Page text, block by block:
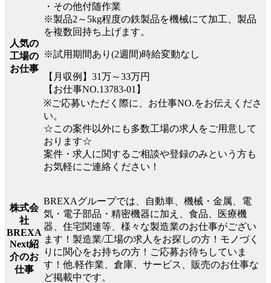
人気の
工場の
お仕事
・その他付随作業
※製品2～5kg程度の鉄製品を機械にて加工、製品
を複数回持ち上げます。
※試用期間あり(2週間)時給変動なし
【月収例】31万～33万円
【お仕事NO.13783-01】
※ご応募いただく際に、お仕事NO.をお伝えくださ
い。
☆この案件以外にも多数工場の求人をご用意して
おります☆
案件・求人に関するご相談や登録のみという方も
お気軽にご連絡ください！
株式会
社
BREXA
Next紹
介のお
仕事
BREXAグループでは、自動車、機械・金属、電
気・電子部品・精密機器に加え、食品、医療機
器、住宅関連等、様々な製造業のお仕事がござい
ます！製造業/工場の求人をお探しの方！モノづく
りに関心をお持ちの方！ご応募お待ちしていま
す！他.軽作業、倉庫、サービス、販売のお仕事な
ど掲載中です。